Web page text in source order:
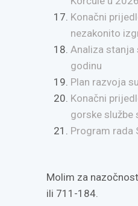
Konačni
nezakonito
Analiza stanja
godinu
Plan razvoja
Konačni
gorske službe
Program rada
Molim za
ili 711-184.